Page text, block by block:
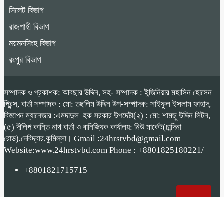
সিলেট বিভাগ
রাজশাহী বিভাগ
ময়মনসিংহ বিভাগ
রংপুর বিভাগ
সম্পাদক ও প্রকাশক: আবছার উদ্দিন, সহ- সম্পাদক : ইন্জিনিয়ার মহাসিন হোসেন
প্রিন্স, বার্তা সম্পাদক : মো: তছলিম উদ্দিন উপ-সম্পাদক: সাইফুল ইসলাম ফাহাদ,
বিজ্ঞাপন ম্যানেজার :এমদাদুল হক সরকার উপদেষ্টা(২) : মো: শামছু উদ্দিন লিটন,
(৫) দীলিপ কান্তি নাথ বার্তা ও বানিজ্যিক কার্যালয়: নিউ মার্কেট(চান্দিনা
রোড),দেবিদ্বার,কুমিল্লা। Gmail :24hrstvbd@gmail.com
Website:www.24hrstvbd.com Phone : +8801825180221/
+8801821715715